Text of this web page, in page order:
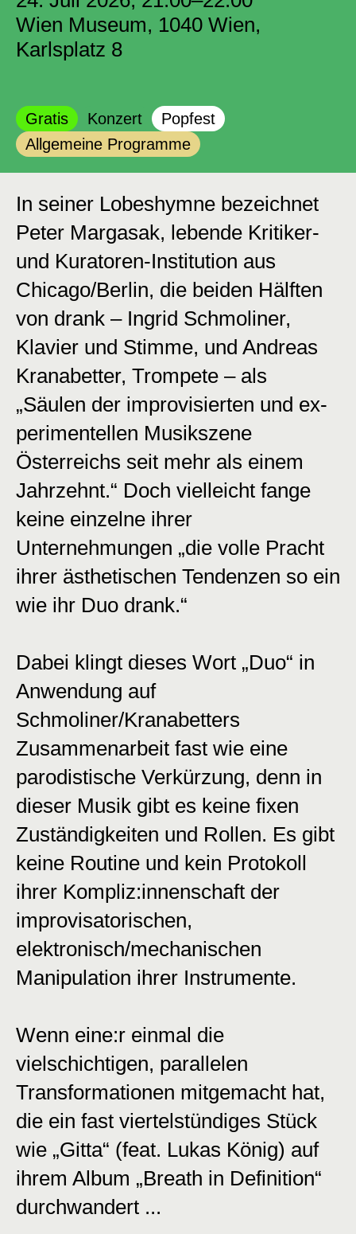
Wien Museum, 1040 Wien,
Karlsplatz 8
Kategorie:
Gratis Kategorie:
Konzert Kategorie:
Popfest
Kategorie:
Allgemeine Programme
In seiner Lobeshymne bezeichnet
Peter Margasak, lebende Kritiker-
und Kuratoren-Institution aus
Chicago/Berlin, die beiden Hälften
von drank – Ingrid Schmoliner,
Klavier und Stimme, und Andreas
Kranabetter, Trompete – als
„Säulen der improvisierten und ex-
perimentellen Musikszene
Österreichs seit mehr als einem
Jahrzehnt.“ Doch vielleicht fange
keine einzelne ihrer
Unternehmungen „die volle Pracht
ihrer ästhetischen Tendenzen so ein
wie ihr Duo drank.“
Dabei klingt dieses Wort „Duo“ in
Anwendung auf
Schmoliner/Kranabetters
Zusammenarbeit fast wie eine
parodistische Verkürzung, denn in
dieser Musik gibt es keine fixen
Zuständigkeiten und Rollen. Es gibt
keine Routine und kein Protokoll
ihrer Kompliz:innenschaft der
improvisatorischen,
elektronisch/mechanischen
Manipulation ihrer Instrumente.
Wenn eine:r einmal die
vielschichtigen, parallelen
Transformationen mitgemacht hat,
die ein fast viertelstündiges Stück
wie „Gitta“ (feat. Lukas König) auf
ihrem Album „Breath in Definition“
durchwandert ...